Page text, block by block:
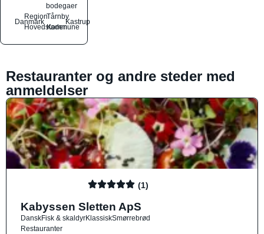
bodegaer
Danmark
Region
Hovedstaden
Tårnby
Kommune
Kastrup
Restauranter og andre steder med
anmeldelser
(1)
Kabyssen Sletten ApS
DanskFisk & skaldyrKlassiskSmørrebrød
Restauranter